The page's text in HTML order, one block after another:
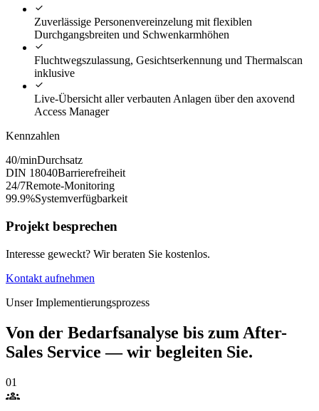
check
Zuverlässige Personenvereinzelung mit flexiblen
Durchgangsbreiten und Schwenkarmhöhen
check
Fluchtwegszulassung, Gesichtserkennung und Thermalscan
inklusive
check
Live-Übersicht aller verbauten Anlagen über den axovend
Access Manager
Kennzahlen
40/minDurchsatz
DIN 18040Barrierefreiheit
24/7Remote-Monitoring
99.9%Systemverfügbarkeit
Projekt besprechen
Interesse geweckt? Wir beraten Sie kostenlos.
Kontakt aufnehmen
Unser Implementierungsprozess
Von der Bedarfsanalyse bis zum After-
Sales Service — wir begleiten Sie.
01
groups